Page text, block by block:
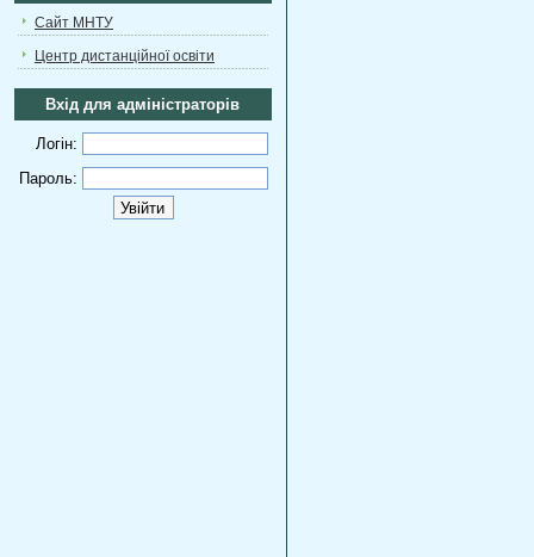
Сайт МНТУ
Центр дистанційної освіти
Вхід для адміністраторів
Логін:
Пароль: